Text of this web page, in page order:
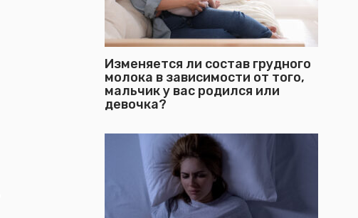
Изменяется ли состав грудного
молока в зависимости от того,
мальчик у вас родился или
девочка?